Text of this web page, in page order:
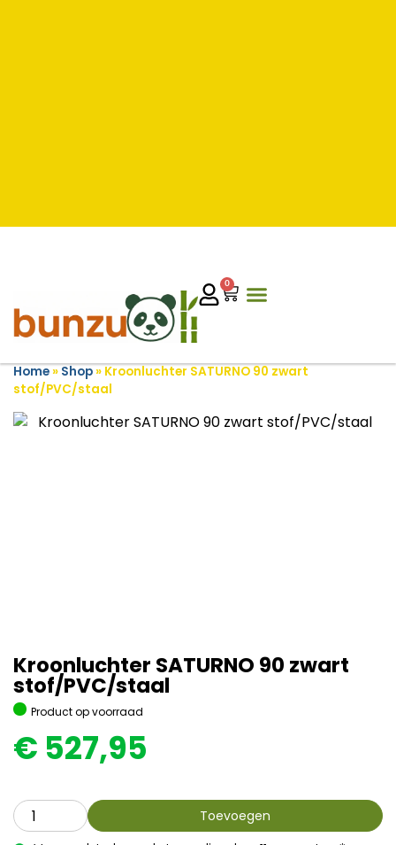
0
Home» Shop» Kroonluchter SATURNO 90 zwart
stof/PVC/staal
Kroonluchter SATURNO 90 zwart
stof/PVC/staal
Product op voorraad
€ 527,95
Toevoegen